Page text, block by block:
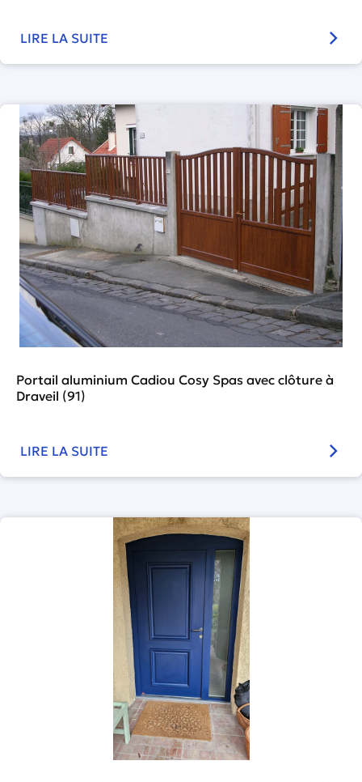
LIRE LA SUITE
Portail aluminium Cadiou Cosy Spas avec clôture à
Draveil (91)
LIRE LA SUITE